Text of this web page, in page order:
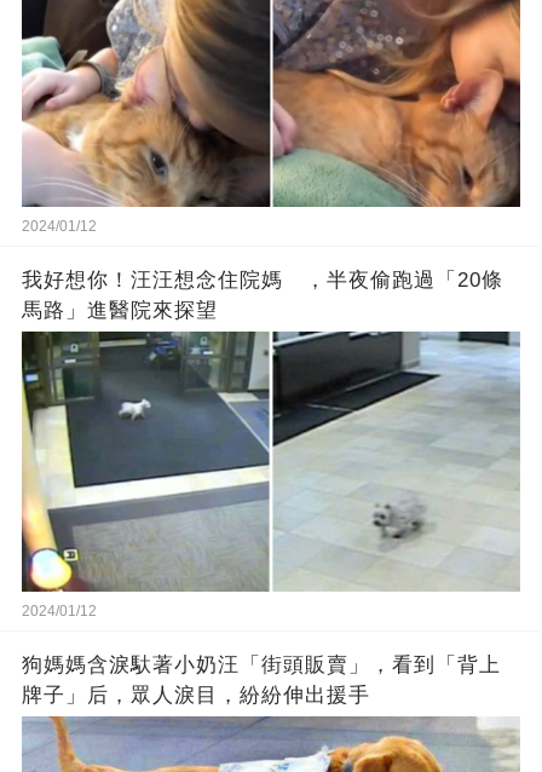
2024/01/12
我好想你！汪汪想念住院媽 ，半夜偷跑過「20條
馬路」進醫院來探望
2024/01/12
狗媽媽含淚馱著小奶汪「街頭販賣」，看到「背上
牌子」后，眾人淚目，紛紛伸出援手